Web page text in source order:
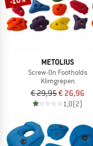
METOLIUS
Screw-On Footholds
Klimgrepen
€ 29,95€ 26,96
1,0(2)